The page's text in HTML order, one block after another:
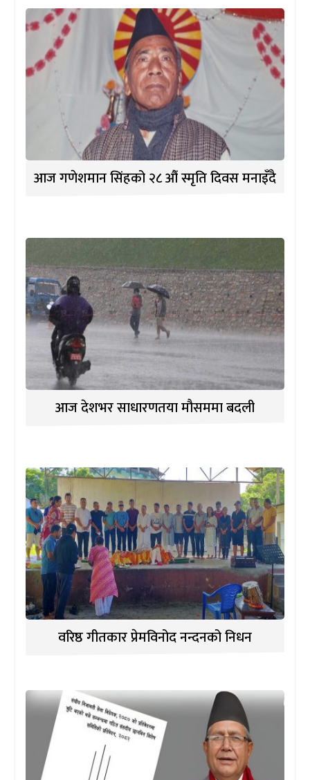
आज गणेशमान सिंहको २८ औं स्मृति दिवस मनाइँदै
आज देशभर साधारणतया मौसममा बदली
वरिष्ठ गीतकार प्रेमविनोद नन्दनको निधन